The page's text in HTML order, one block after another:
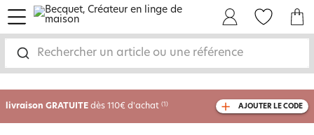
Rechercher un article ou une référence
menu
-35% sur votre commandedès 2 articles
livraison GRATUITE dès 110€ d'achat (1) AJOUTER LE CODE